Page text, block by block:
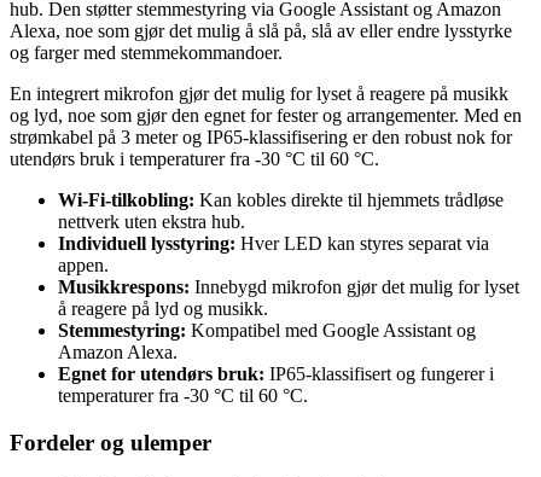
hub. Den støtter stemmestyring via Google Assistant og Amazon
Alexa, noe som gjør det mulig å slå på, slå av eller endre lysstyrke
og farger med stemmekommandoer.
En integrert mikrofon gjør det mulig for lyset å reagere på musikk
og lyd, noe som gjør den egnet for fester og arrangementer. Med en
strømkabel på 3 meter og IP65-klassifisering er den robust nok for
utendørs bruk i temperaturer fra -30 °C til 60 °C.
Wi-Fi-tilkobling: Kan kobles direkte til hjemmets trådløse
nettverk uten ekstra hub.
Individuell lysstyring: Hver LED kan styres separat via
appen.
Musikkrespons: Innebygd mikrofon gjør det mulig for lyset
å reagere på lyd og musikk.
Stemmestyring: Kompatibel med Google Assistant og
Amazon Alexa.
Egnet for utendørs bruk: IP65-klassifisert og fungerer i
temperaturer fra -30 °C til 60 °C.
Fordeler og ulemper